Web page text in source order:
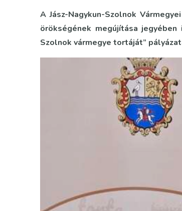
A Jász-Nagykun-Szolnok
örökségének megújítása
Szolnok vármegye tortáját”